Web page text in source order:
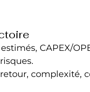
CAPEX/
complexité,